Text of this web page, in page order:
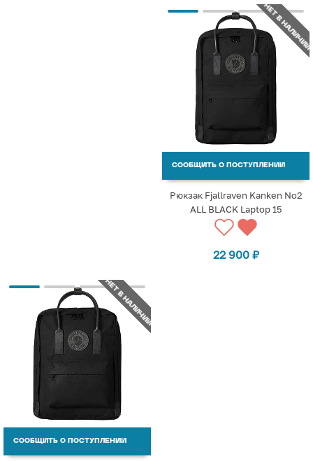
НЕТ В НАЛИЧИИ
СООБЩИТЬ О ПОСТУПЛЕНИИ
Рюкзак Fjallraven Kanken No2
ALL BLACK Laptop 15
22 900 ₽
НЕТ В НАЛИЧИИ
СООБЩИТЬ О ПОСТУПЛЕНИИ